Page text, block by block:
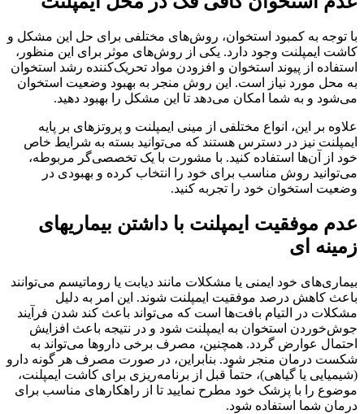
با توجه به کمبود استخوان، روش‌های مختلفی برای حل این مشکل و
کاشت ایمپلنت وجود دارد. یکی از روش‌های موثر برای این منظور،
استفاده از پیوند استخوان و افزودن مواد تحریک‌کننده رشد استخوان
به محل مورد نیاز است. این روش منجر به بهبود وضعیت استخوان
می‌شود و به شما امکان می‌دهد تا این مشکل را بهبود دهید.
علاوه بر این، انواع مختلفی از مینی ایمپلنت و پروتزهای بر پایه
ایمپلنت نیز در دسترس هستند که می‌توانید بسته به شرایط خاص
خود از آن‌ها استفاده کنید. با مشورت با یک تخصصی‌گر مربوطه،
می‌توانید روش مناسب برای خود را انتخاب کرده و بهبودی در
وضعیت استخوان خود را تجربه کنید.
عدم موفقیت ایمپلنت با داشتن بیماریهای
زمینه ای
بیماری‌های خود ایمنی یا مشکلات مانند دیابت یا روماتیسم می‌توانند
باعث کاهش درصد موفقیت ایمپلنت شوند. این امر به دلیل
مشکلات در التیام بافت‌ها است که می‌تواند باعث کند شدن فرآیند
جوش‌خوردن استخوان به ایمپلنت شود و در نتیجه باعث افزایش
احتمال عوارض گردد. همچنین، مصرف برخی داروها می‌تواند به
شکست درمان منجر شود. بنابراین، در صورت مصرف هر گونه دارو
(شیمیایی یا گیاهی)، حتماً قبل از برنامه‌ریزی برای کاشت ایمپلنت،
موضوع را با پزشک خود مطرح نمایید تا از راهکارهای مناسب برای
درمان شما استفاده شود.